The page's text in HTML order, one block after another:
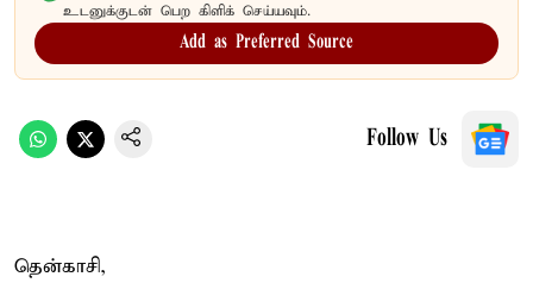
உடனுக்குடன் பெற கிளிக் செய்யவும்.
Add as Preferred Source
Follow Us
தென்காசி,